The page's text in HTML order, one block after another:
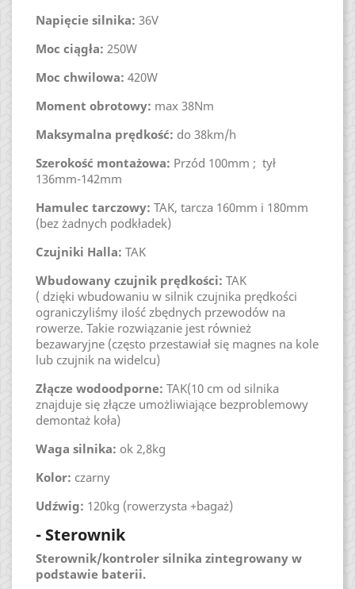
Napięcie silnika: 36V
Moc ciągła: 250W
Moc chwilowa: 420W
Moment obrotowy: max 38Nm
Maksymalna prędkość: do 38km/h
Szerokość montażowa: Przód 100mm ; tył
136mm-142mm
Hamulec tarczowy: TAK, tarcza 160mm i 180mm
(bez żadnych podkładek)
Czujniki Halla: TAK
Wbudowany czujnik prędkości: TAK
( dzięki wbudowaniu w silnik czujnika prędkości
ograniczyliśmy ilość zbędnych przewodów na
rowerze. Takie rozwiązanie jest również
bezawaryjne (często przestawiał się magnes na kole
lub czujnik na widelcu)
Złącze wodoodporne: TAK(10 cm od silnika
znajduje się złącze umożliwiające bezproblemowy
demontaż koła)
Waga silnika: ok 2,8kg
Kolor: czarny
Udźwig: 120kg (rowerzysta +bagaż)
- Sterownik
Sterownik/kontroler silnika zintegrowany w
podstawie baterii.